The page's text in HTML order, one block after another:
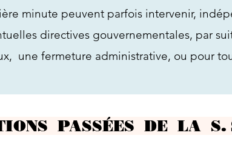
minute peuvent parfois intervenir,
directives gouvernementales, par
une fermeture administrative, ou pour
PASSÉES DE LA S.